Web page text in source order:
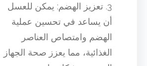
3. تعزيز الهضم: يمكن للعسل
أن يساعد في تحسين عملية
الهضم وامتصاص العناصر
الغذائية، مما يعزز صحة الجهاز